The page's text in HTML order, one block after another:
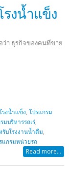
งน้ำแข็ง
ว่า ธุรกิจของคนที่ขาย
รงน้ำแข็ง โปรแกรม
มบริหารรถเร่
รับโรงงานน้ำดื่ม
แกรมหน่วยรถ
Read more...